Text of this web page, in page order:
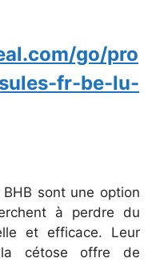
go/pro
fr-be-lu-
sont une option
à perdre du
et efficace. Leur
cétose offre de